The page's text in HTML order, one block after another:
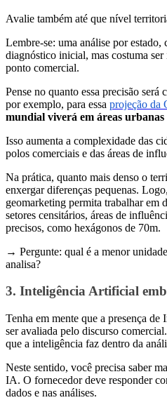
Avalie também até que nível
Lembre-se: uma análise por
diagnóstico inicial, mas costuma
ponto comercial.
Pense no quanto essa precisão
por exemplo, para essa projeção da
mundial viverá em áreas urbanas
Isso aumenta a complexidade das
polos comerciais e das áreas de
Na prática, quanto mais denso o
enxergar diferenças pequenas.
geomarketing permita trabalhar em
setores censitários, áreas de
precisos, como hexágonos de 70m.
→ Pergunte: qual é a menor
analisa?
3. Inteligência Artificial
Tenha em mente que a presença
ser avaliada pelo discurso
que a inteligência faz dentro da
Neste sentido, você precisa saber
IA. O fornecedor deve responder
dados e nas análises.